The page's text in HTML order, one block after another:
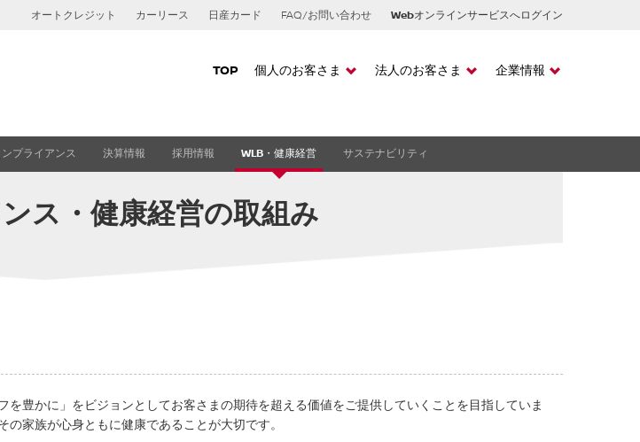
オートクレジット カーリース 日産カード FAQ/お問い合わせ Webオンラインサービスへログイン
TOP 個人のお客さま
残価設定型クレジット
ニッサンオートクレジット
ClickMobi
日産カードTOP
法人のお客さま
法人カーリース
ニッサンまいらいふクレジッ
ト
企業情報
事業概要
ンプライアンス 決算情報 採用情報 WLB・健康経営 サステナビリティ
ス・健康経営の取組み
豊かに」をビジョンとしてお客さまの期待を超える価値をご提供していくことを目指していま
家族が心身ともに健康であることが大切です。